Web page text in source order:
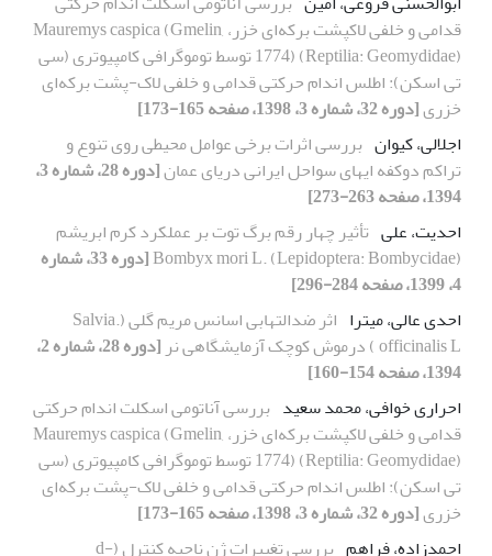
قدامی و خلفی لاکپشت برکه‌ای خزر، Mauremys caspica (Gmelin,
1774) (Reptilia: Geomydidae) توسط توموگرافی کامپیوتری (سی
تی اسکن): اطلس اندام حرکتی قدامی و خلفی لاک-پشت برکه‌ای
خزری[دوره 32، شماره 3، 1398، صفحه 165-173]
اجلالی، کیوان بررسی اثرات برخی عوامل محیطی روی تنوع و
تراکم دوکفه ایهای سواحل ایرانی دریای عمان
[دوره 28، شماره 3،
1394، صفحه 263-273]
احدیت، علی تأثیر چهار رقم برگ توت بر عملکرد کرم ابریشم
Bombyx mori L. (Lepidoptera: Bombycidae)
[دوره 33، شماره
4، 1399، صفحه 284-296]
احدی عالی، میترا
اثر ضدالتهابی اسانس مریم گلی (.Salvia
officinalis L ) درموش کوچک آزمایشگاهی نر
[دوره 28، شماره 2،
1394، صفحه 154-160]
احراری خوافی، محمد سعید بررسی آناتومی اسکلت اندام حرکتی
قدامی و خلفی لاکپشت برکه‌ای خزر، Mauremys caspica (Gmelin,
1774) (Reptilia: Geomydidae) توسط توموگرافی کامپیوتری (سی
تی اسکن): اطلس اندام حرکتی قدامی و خلفی لاک-پشت برکه‌ای
خزری[دوره 32، شماره 3، 1398، صفحه 165-173]
احمدزاده، فراهم
بررسی تغییرات ژن ناحیه کنترل (d-